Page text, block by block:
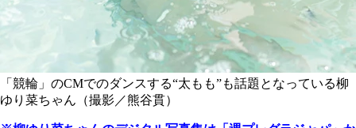
「競輪」のCMでのダンスする“太もも”も話題となっている柳
ゆり菜ちゃん（撮影／熊谷貫）